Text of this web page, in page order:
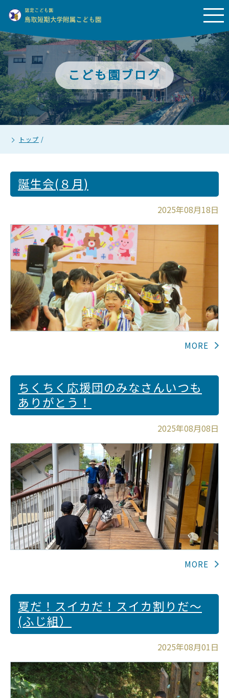
こども園ブログ
トップ /
誕生会(８月)
2025年08月18日
ちくちく応援団のみなさんいつも
ありがとう！
2025年08月08日
夏だ！スイカだ！スイカ割りだ～
(ふじ組）
2025年08月01日